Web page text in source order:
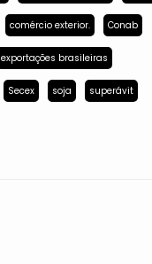
comércio exterior. Conab
exportações brasileiras
Secex soja superávit